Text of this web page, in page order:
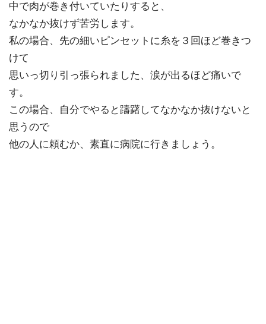
中で肉が巻き付いていたりすると、
なかなか抜けず苦労します。
私の場合、先の細いピンセットに糸を３回ほど巻きつ
けて
思いっ切り引っ張られました、涙が出るほど痛いで
す。
この場合、自分でやると躊躇してなかなか抜けないと
思うので
他の人に頼むか、素直に病院に行きましょう。